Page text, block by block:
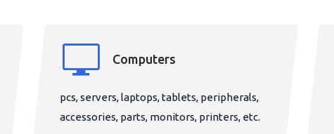
Computers
pcs, servers, laptops, tablets, peripherals,
accessories, parts, monitors, printers, etc.